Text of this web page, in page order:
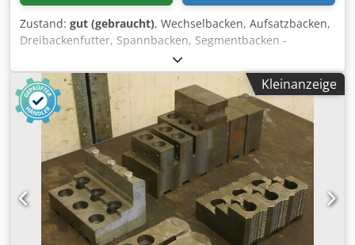
Zustand: gut (gebraucht), Wechselbacken, Aufsatzbacken,
Dreibackenfutter, Spannbacken, Segmentbacken -
Hersteller: Schunk, weiche Aufsatzbacken 4 Satz = 12 Stück
-Typ: SWB-200 -Maße: siehe Foto techn. Zeichnung -
Abgabe/Preis: komplett -Transportabmessung:
240/180/H60 mm -Gewicht: 16,3 kg Dksdpfxszhuw De Agfer
Kleinanzeige